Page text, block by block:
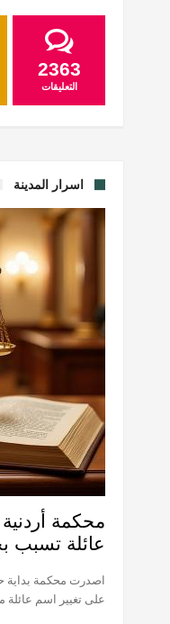
2363
التعليقات
اسرار المدينة
محكمة
عائلة تسبب
اصدرت محكمة بداية
على تغيير اسم